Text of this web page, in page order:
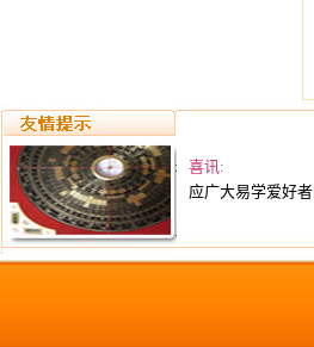
喜讯:
应广大易学爱好